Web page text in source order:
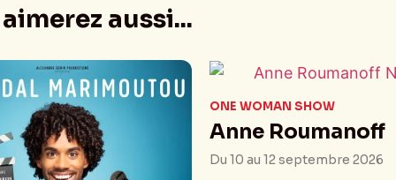
aussi...
ONE WOMAN SHOW
Anne Roumanoff
Du 10 au 12 septembre 2026